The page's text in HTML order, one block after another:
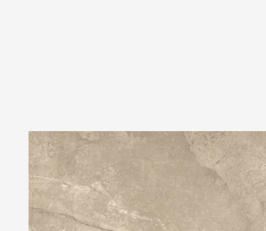
Beste Koop 1000X1000